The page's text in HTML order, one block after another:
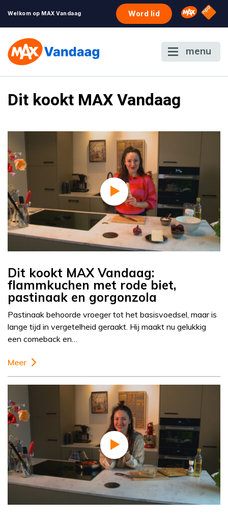
Welkom op MAX Vandaag Word lid Omroep
NPO
menu
Dit kookt MAX Vandaag
Dit kookt MAX Vandaag:
flammkuchen met rode biet,
pastinaak en gorgonzola
Pastinaak behoorde vroeger tot het basisvoedsel, maar is
lange tijd in vergetelheid geraakt. Hij maakt nu gelukkig
een comeback en…
Meer